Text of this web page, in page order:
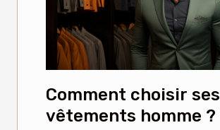
Comment choisir ses
vêtements homme ?